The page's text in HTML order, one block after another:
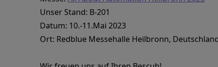
Unser Stand: B-201
Datum: 10.-11.Mai 2023
Ort: Redblue Messehalle Heilbronn,